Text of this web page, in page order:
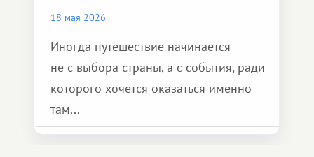
18 мая 2026
Иногда путешествие начинается
не с выбора страны, а с события, ради
которого хочется оказаться именно
там...